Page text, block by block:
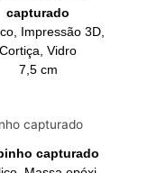
capturado
Impressão 3D,
Cortiça, Vidro
7,5 cm
capturado